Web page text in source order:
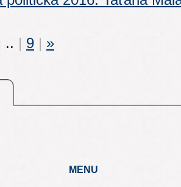
.. | 9 | »
MENU